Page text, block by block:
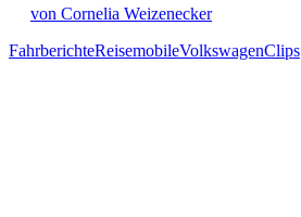
von Cornelia Weizenecker
FahrberichteReisemobileVolkswagenClips